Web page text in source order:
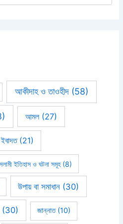
আকীদাহ ও তাওহীদ(58)
আমল(27)
ইবাদত(21)
ইতিহাস ও ঘটনা সমূহ(8)
উপায় বা সমাধান (30)
(30) জান্নাত(10)